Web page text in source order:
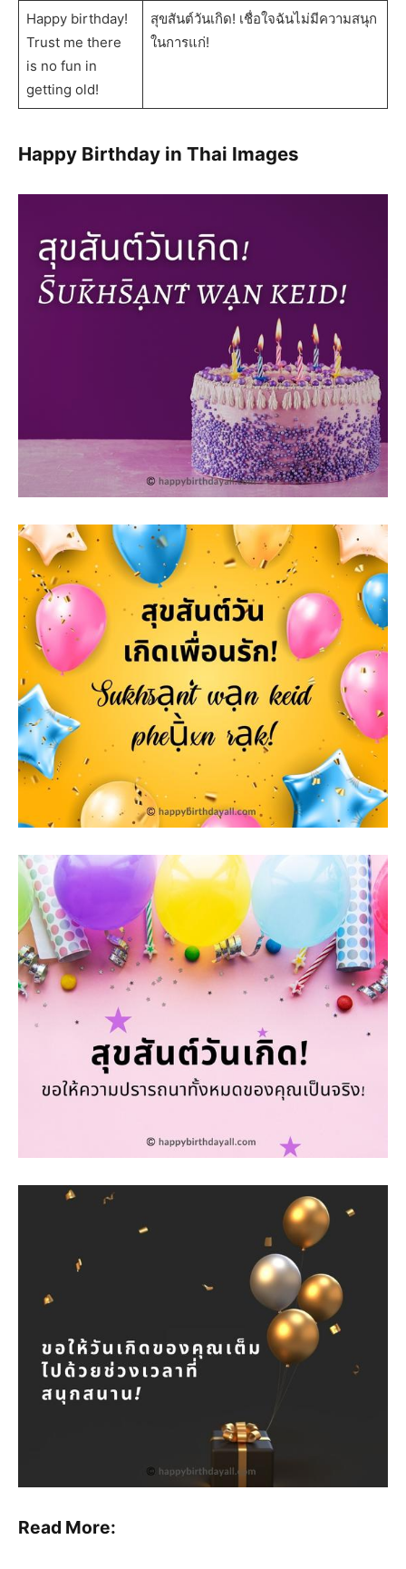
Happy birthday!
Trust me there
is no fun in
getting old!
สุขสันต์วันเกิด! เชื่อใจฉันไม่มีความสนุก
ในการแก่!
Happy Birthday in Thai Images
Read More: